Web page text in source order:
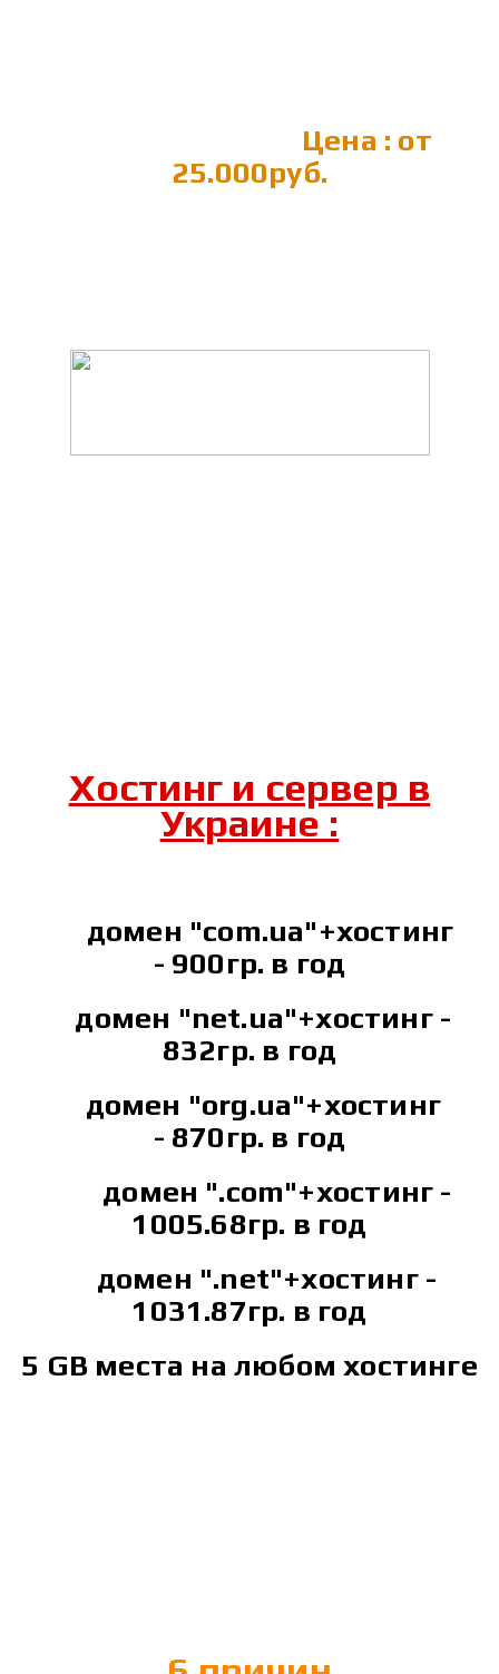
Цена : от
25.000руб.
Хостинг и сервер в
Украине :
домен "сom.ua"+хостинг
- 900гр. в год
домен "net.ua"+хостинг -
832гр. в год
домен "org.ua"+хостинг
- 870гр. в год
домен ".сom"+хостинг -
1005.68гр. в год
домен ".net"+хостинг -
1031.87гр. в год
5 GB места на любом хостинге